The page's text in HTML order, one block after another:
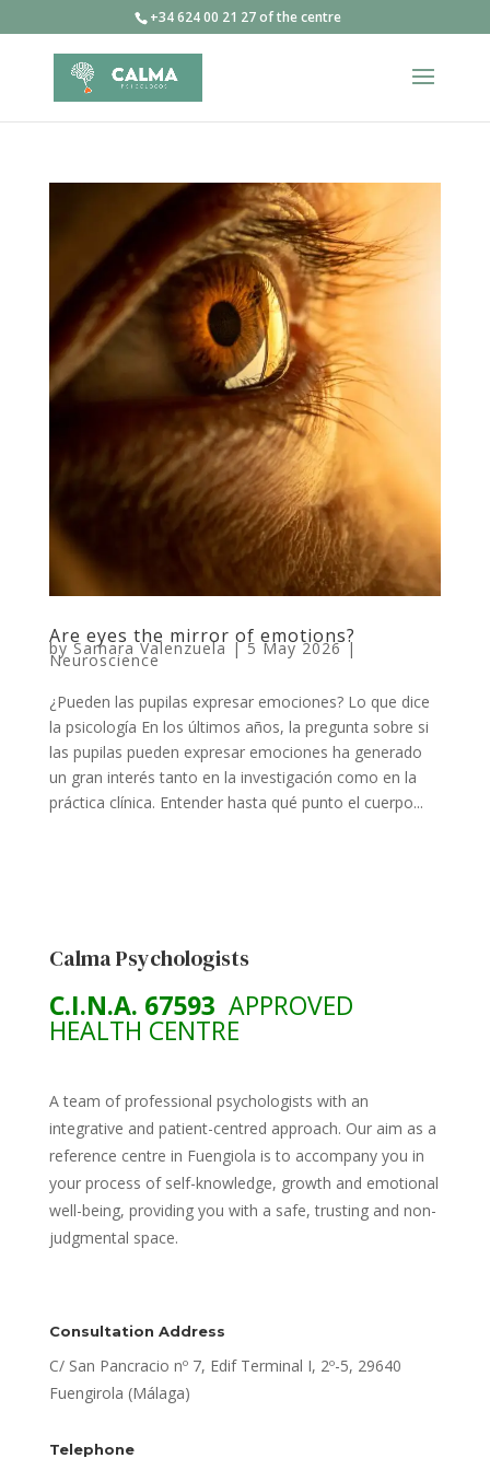
+34 624 00 21 27 of the centre
Are eyes the mirror of emotions?
bySamara Valenzuela |5 May 2026|
Neuroscience
¿Pueden las pupilas expresar emociones? Lo que dice
la psicología En los últimos años, la pregunta sobre si
las pupilas pueden expresar emociones ha generado
un gran interés tanto en la investigación como en la
práctica clínica. Entender hasta qué punto el cuerpo...
Calma Psychologists
C.I.N.A. 67593 APPROVED
HEALTH CENTRE
A team of professional psychologists with an
integrative and patient-centred approach. Our aim as a
reference centre in Fuengiola is to accompany you in
your process of self-knowledge, growth and emotional
well-being, providing you with a safe, trusting and non-
judgmental space.
Consultation Address
C/ San Pancracio nº 7, Edif Terminal I, 2º-5, 29640
Fuengirola (Málaga)
Telephone